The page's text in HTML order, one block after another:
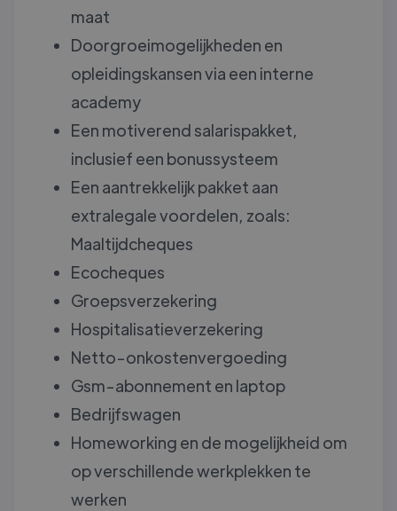
maat
Doorgroeimogelijkheden en
opleidingskansen via een interne
academy
Een motiverend salarispakket,
inclusief een bonussysteem
Een aantrekkelijk pakket aan
extralegale voordelen, zoals:
Maaltijdcheques
Ecocheques
Groepsverzekering
Hospitalisatieverzekering
Netto-onkostenvergoeding
Gsm-abonnement en laptop
Bedrijfswagen
Homeworking en de mogelijkheid om
op verschillende werkplekken te
werken